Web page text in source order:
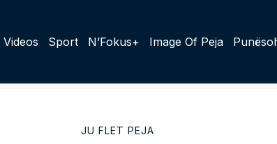
Videos Sport N’Fokus+ Image Of Peja
JU FLET PEJA